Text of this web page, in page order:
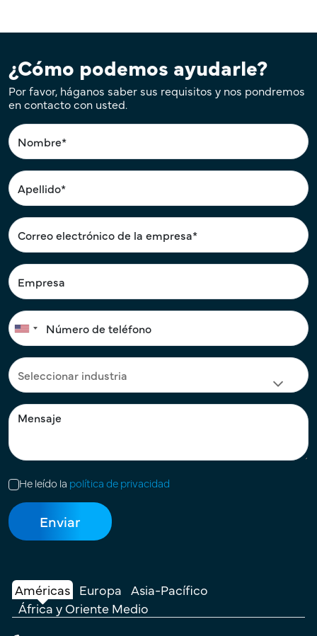
¿Cómo podemos ayudarle?
Por favor, háganos saber sus requisitos y nos pondremos
en contacto con usted.
He leído la política de privacidad
Américas Europa Asia-Pacífico
África y Oriente Medio